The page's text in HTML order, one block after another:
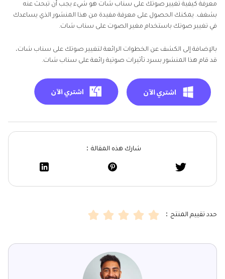
معرفة كيفية تغيير صوتك على سناب شات هو شيء يجب أن تبحث عنه
بشغف. يمكنك الحصول على معرفة مفيدة من هذا المنشور الذي يساعدك
في تغيير صوتك باستخدام مغير الصوت على سناب شات.
بالإضافة إلى الكشف عن الخطوات الرائعة لتغيير صوتك على سناب شات،
قد قام هذا المنشور بسرد تأثيرات صوتية رائعة على سناب شات.
شارك هذه المقالة：
حدد تقييم المنتج：